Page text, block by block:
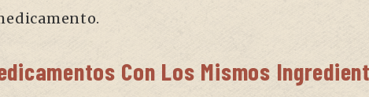
Con Los Mismos